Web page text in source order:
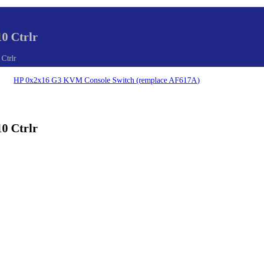
Ctrlr
Ctrlr
HP 0x2x16 G3 KVM Console Switch (remplace AF617A)
Ctrlr